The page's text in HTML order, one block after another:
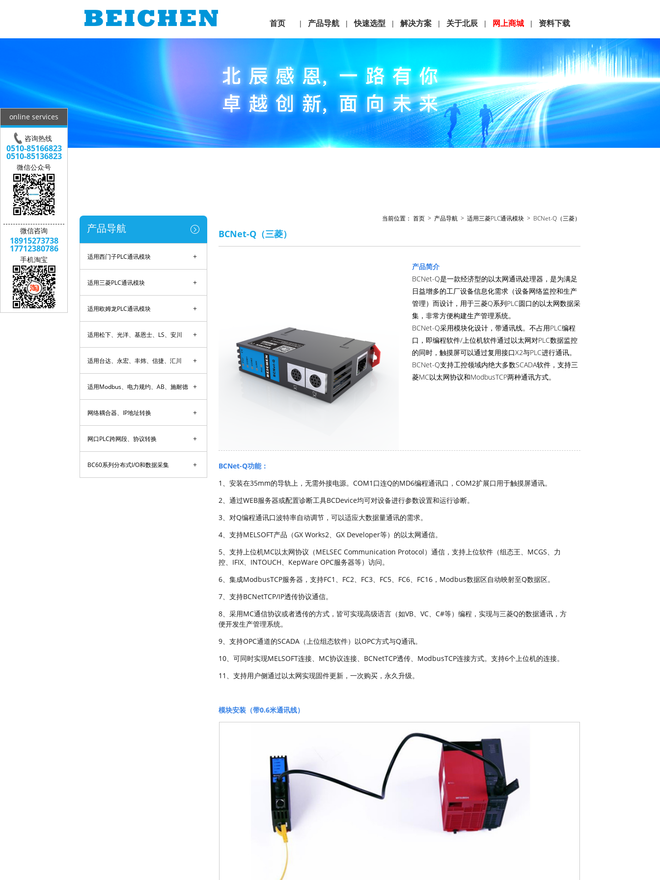
首页 | 产品导航 | 快速选型 | 解决方案 | 关于北辰 | 网上商城 | 资料下载
产品导航
适用西门子PLC通讯模块 +
适用三菱PLC通讯模块 +
适用欧姆龙PLC通讯模块 +
适用松下、光洋、基恩士、LS、安川 +
适用台达、永宏、丰炜、信捷、汇川 +
适用Modbus、电力规约、AB、施耐德 +
网络耦合器、IP地址转换 +
网口PLC跨网段、协议转换 +
BC60系列分布式I/O和数据采集 +
当前位置： 首页 > 产品导航 > 适用三菱PLC通讯模块 > BCNet-Q（三菱）
BCNet-Q（三菱）
产品简介
BCNet-Q是一款经济型的以太网通讯处理器，是为满足
日益增多的工厂设备信息化需求（设备网络监控和生产
管理）而设计，用于三菱Q系列PLC圆口的以太网数据采
集，非常方便构建生产管理系统。
BCNet-Q采用模块化设计，带通讯线。不占用PLC编程
口，即编程软件/上位机软件通过以太网对PLC数据监控
的同时，触摸屏可以通过复用接口X2与PLC进行通讯。
BCNet-Q支持工控领域内绝大多数SCADA软件，支持三
菱MC以太网协议和ModbusTCP两种通讯方式。
BCNet-Q功能：
1、安装在35mm的导轨上，无需外接电源。COM1口连Q的MD6编程通讯口，COM2扩展口用于触摸屏通讯。
2、通过WEB服务器或配置诊断工具BCDevice均可对设备进行参数设置和运行诊断。
3、对Q编程通讯口波特率自动调节，可以适应大数据量通讯的需求。
4、支持MELSOFT产品（GX Works2、GX Developer等）的以太网通信。
5、支持上位机MC以太网协议（MELSEC Communication Protocol）通信，支持上位软件（组态王、MCGS、力
控、IFIX、INTOUCH、KepWare OPC服务器等）访问。
6、集成ModbusTCP服务器，支持FC1、FC2、FC3、FC5、FC6、FC16，Modbus数据区自动映射至Q数据区。
7、支持BCNetTCP/IP透传协议通信。
8、采用MC通信协议或者透传的方式，皆可实现高级语言（如VB、VC、C#等）编程，实现与三菱Q的数据通讯，方
便开发生产管理系统。
9、支持OPC通道的SCADA（上位组态软件）以OPC方式与Q通讯。
10、可同时实现MELSOFT连接、MC协议连接、BCNetTCP透传、ModbusTCP连接方式。支持6个上位机的连接。
11、支持用户侧通过以太网实现固件更新，一次购买，永久升级。
模块安装（带0.6米通讯线）
online services
咨询热线
0510-85166823
0510-85136823
微信公众号
微信咨询
18915273738
17712380786
手机淘宝